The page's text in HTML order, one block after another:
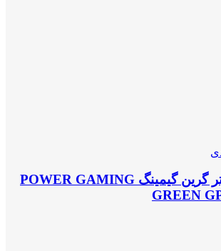
منبع تغذیه کامپیوتر گرین گیمینگ POWER GAMING
GREEN